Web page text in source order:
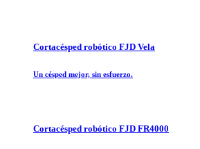
Cortacésped robótico FJD Vela
Un césped mejor, sin esfuerzo.
Cortacésped robótico FJD FR4000